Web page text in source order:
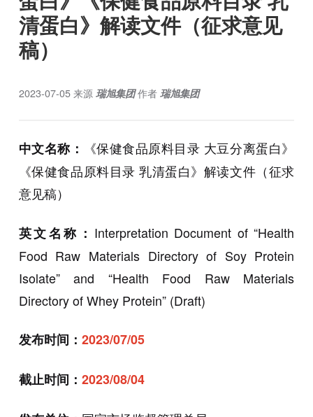
清蛋白》解读文件（征求意见
稿）
2023-07-05 来源 瑞旭集团 作者 瑞旭集团
中文名称：
《保健食品原料目录 大豆分离蛋白》
《保健食品原料目录 乳清蛋白》解读文件（征求
意见稿）
英文名称： Interpretation Document of “Health
Food Raw Materials Directory of Soy Protein
Isolate” and “Health Food Raw Materials
Directory of Whey Protein” (Draft)
发布时间： 2023/07/05
截止时间： 2023/08/04